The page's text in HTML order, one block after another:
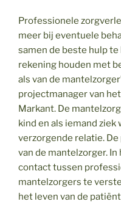
Professionele
meer bij eventuele
samen de beste hulp
rekening houden met
als van de
projectmanager van
Markant. De
kind en als iemand
verzorgende relatie.
van de mantelzorger.
contact tussen
mantelzorgers te
het leven van de